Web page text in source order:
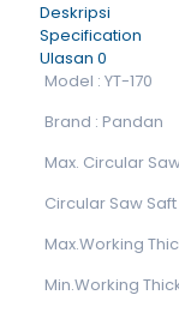
Deskripsi
Specification
Ulasan 0
Model : YT-170
Brand : Pandan
Max. Circular
Circular Saw
Max.Working
Min.Working